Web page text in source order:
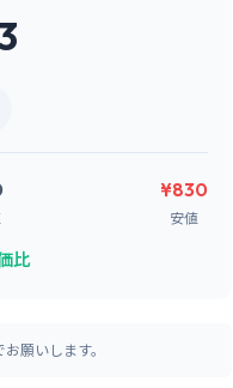
¥830
安値
比
願いします。